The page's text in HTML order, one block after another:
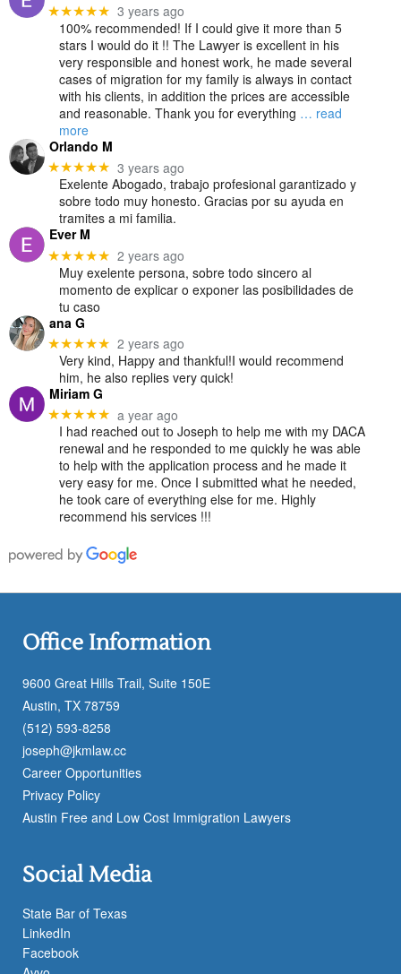
★★★★★ 3 years ago
100% recommended! If I could give it more than 5
stars I would do it !! The Lawyer is excellent in his
very responsible and honest work, he made several
cases of migration for my family is always in contact
with his clients, in addition the prices are accessible
and reasonable. Thank you for everything … read
more
Orlando M
★★★★★ 3 years ago
Exelente Abogado, trabajo profesional garantizado y
sobre todo muy honesto. Gracias por su ayuda en
tramites a mi familia.
Ever M
★★★★★ 2 years ago
Muy exelente persona, sobre todo sincero al
momento de explicar o exponer las posibilidades de
tu caso
ana G
★★★★★ 2 years ago
Very kind, Happy and thankful!I would recommend
him, he also replies very quick!
Miriam G
★★★★★ a year ago
I had reached out to Joseph to help me with my DACA
renewal and he responded to me quickly he was able
to help with the application process and he made it
very easy for me. Once I submitted what he needed,
he took care of everything else for me. Highly
recommend his services !!!
Office Information
9600 Great Hills Trail, Suite 150E
Austin, TX 78759
(512) 593-8258
joseph@jkmlaw.cc
Career Opportunities
Privacy Policy
Austin Free and Low Cost Immigration Lawyers
Social Media
State Bar of Texas
LinkedIn
Facebook